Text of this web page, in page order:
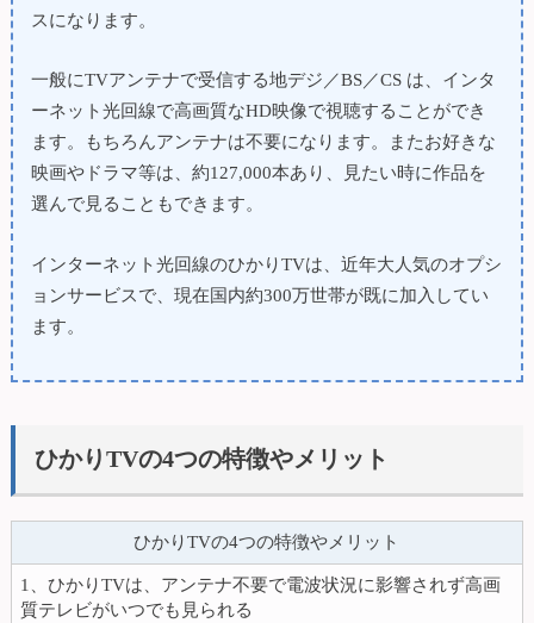
スになります。
一般にTVアンテナで受信する地デジ／BS／CS は、インタ
ーネット光回線で高画質なHD映像で視聴することができ
ます。もちろんアンテナは不要になります。またお好きな
映画やドラマ等は、約127,000本あり、見たい時に作品を
選んで見ることもできます。
インターネット光回線のひかりTVは、近年大人気のオプシ
ョンサービスで、現在国内約300万世帯が既に加入してい
ます。
ひかりTVの4つの特徴やメリット
ひかりTVの4つの特徴やメリット
1、ひかりTVは、アンテナ不要で電波状況に影響されず高画
質テレビがいつでも見られる